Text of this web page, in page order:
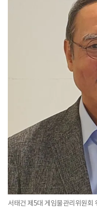
서태건 제5대 게임물관리위원회